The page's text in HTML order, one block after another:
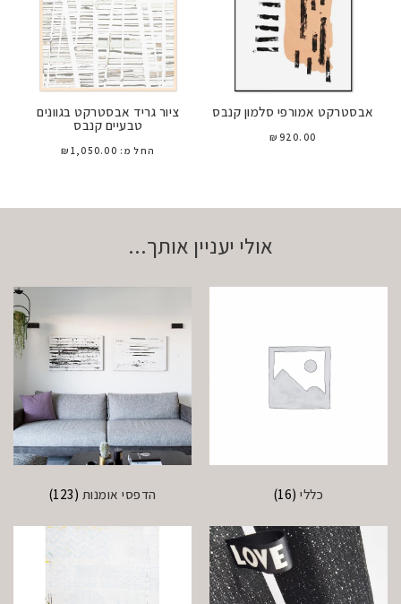
אבסטרקט אמורפי סלמון קנבס
₪ 920.00
ציור גריד אבסטרקט בגוונים
טבעיים קנבס
החל מ: ₪ 1,050.00
אולי יעניין אותך...
כללי (16) הדפסי אומנות (123)